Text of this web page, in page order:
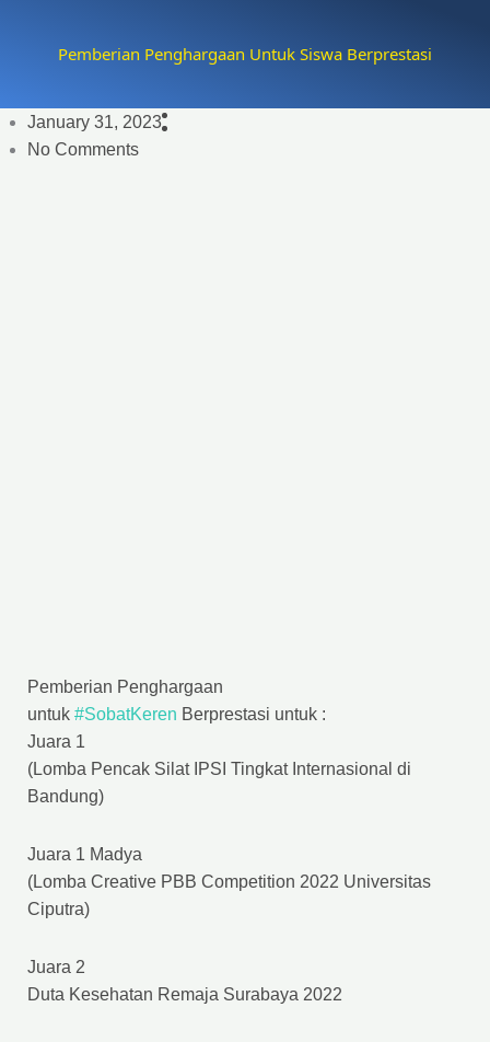
Pemberian Penghargaan Untuk Siswa Berprestasi
January 31, 2023
No Comments
Pemberian Penghargaan
untuk #SobatKeren Berprestasi untuk :
Juara 1
(Lomba Pencak Silat IPSI Tingkat Internasional di
Bandung)
Juara 1 Madya
(Lomba Creative PBB Competition 2022 Universitas
Ciputra)
Juara 2
Duta Kesehatan Remaja Surabaya 2022